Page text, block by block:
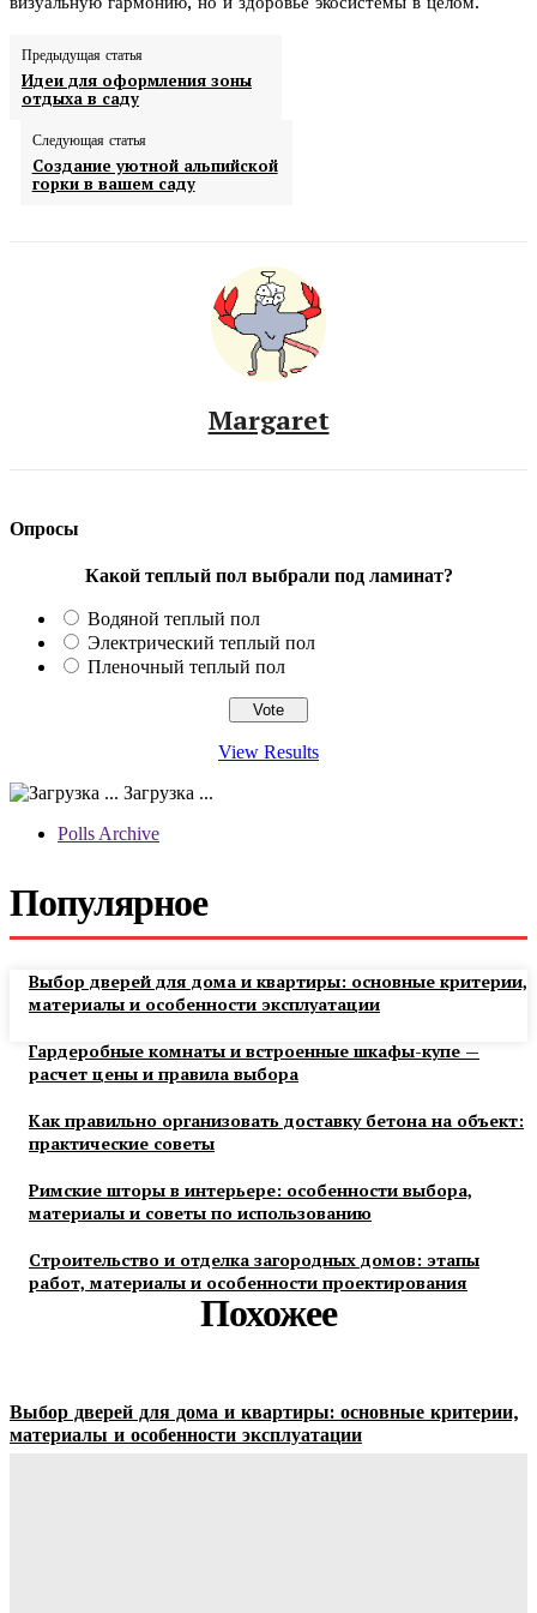
Предыдущая статья
Идеи для оформления зоны
отдыха в саду
Следующая статья
Создание уютной альпийской
горки в вашем саду
Margaret
Опросы
Какой теплый пол выбрали под ламинат?
Водяной теплый пол
Электрический теплый пол
Пленочный теплый пол
View Results
Загрузка ...
Polls Archive
Популярное
Выбор дверей для дома и квартиры: основные критерии,
материалы и особенности эксплуатации
Гардеробные комнаты и встроенные шкафы-купе —
расчет цены и правила выбора
Как правильно организовать доставку бетона на объект:
практические советы
Римские шторы в интерьере: особенности выбора,
материалы и советы по использованию
Строительство и отделка загородных домов: этапы
работ, материалы и особенности проектирования
Похожее
Выбор дверей для дома и квартиры: основные критерии,
материалы и особенности эксплуатации